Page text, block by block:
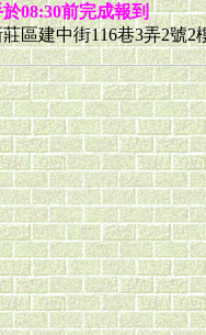
08:30前完成報到
建中街116巷3弄2號2